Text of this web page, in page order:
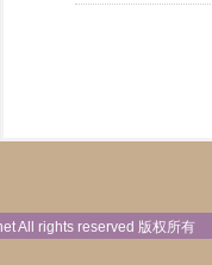
All rights reserved 版权所有